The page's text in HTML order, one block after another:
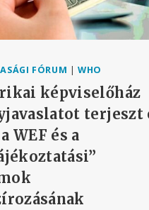
FÓRUM |WHO
képviselőház
terjeszt
WEF és a